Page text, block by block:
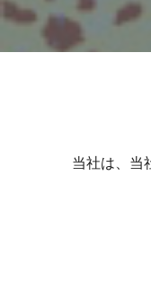
当社は、当